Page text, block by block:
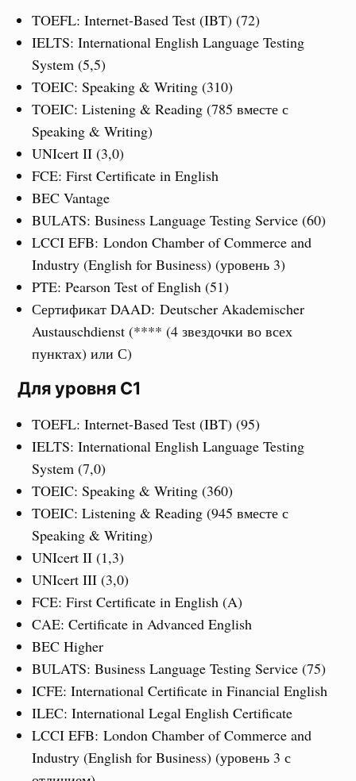
TOEFL: Internet-Based Test (IBT) (72)
IELTS: International English Language Testing
System (5,5)
TOEIC: Speaking & Writing (310)
TOEIC: Listening & Reading (785 вместе с
Speaking & Writing)
UNIcert II (3,0)
FCE: First Certificate in English
BEC Vantage
BULATS: Business Language Testing Service (60)
LCCI EFB: London Chamber of Commerce and
Industry (English for Business) (уровень 3)
PTE: Pearson Test of English (51)
Сертификат DAAD: Deutscher Akademischer
Austauschdienst (**** (4 звездочки во всех
пунктах) или С)
Для уровня С1
TOEFL: Internet-Based Test (IBT) (95)
IELTS: International English Language Testing
System (7,0)
TOEIC: Speaking & Writing (360)
TOEIC: Listening & Reading (945 вместе с
Speaking & Writing)
UNIcert II (1,3)
UNIcert III (3,0)
FCE: First Certificate in English (A)
CAE: Certificate in Advanced English
BEC Higher
BULATS: Business Language Testing Service (75)
ICFE: International Certificate in Financial English
ILEC: International Legal English Certificate
LCCI EFB: London Chamber of Commerce and
Industry (English for Business) (уровень 3 с